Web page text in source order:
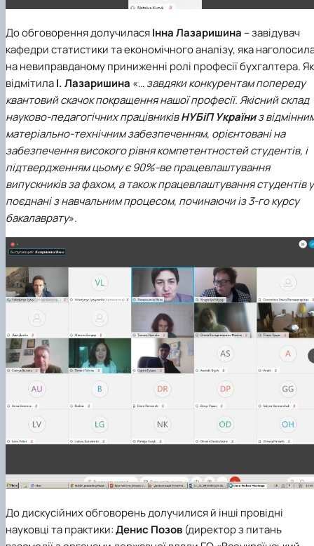
До обговорення долучиласяІнна Лазаришина – завідувач
кафедри статистики та економічного аналізу, яка
на невиправданому приниженні ролі професії бухгалтера. Як
відмітилаІ. Лазаришина «…завдяки конкурентам попереду
квантовий скачок покращення нашої професії. Якісний склад
науково-педагогічних працівниківНУБіП Україниз
матеріально-технічним забезпеченням, орієнтовані на
забезпечення високого рівня компетентностей студентів, і
підтвердженням цьому є 90%-ве працевлаштування
випускників за фахом, а також працевлаштування студентів у
поєднані з навчальним процесом, починаючи із 3-го курсу
бакалаврату».
До дискусійних обговорень долучилися й інші провідні
науковці та практики:Денис Позов (директор з питань